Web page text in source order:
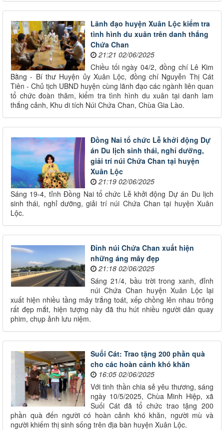
Lãnh đạo huyện Xuân Lộc kiểm tra
tình hình du xuân trên danh thắng
Chứa Chan
21:21 02/06/2025
Chiều tối ngày 04/2, đồng chí Lê Kim
Bằng - Bí thư Huyện ủy Xuân Lộc, đồng chí Nguyễn Thị Cát
Tiên - Chủ tịch UBND huyện cùng lãnh đạo các ngành liên quan
tổ chức đoàn thăm, kiểm tra tình hình du xuân tại danh lam
thắng cảnh, Khu di tích Núi Chứa Chan, Chùa Gia Lào.
Đồng Nai tổ chức Lễ khởi động Dự
án Du lịch sinh thái, nghỉ dưỡng,
giải trí núi Chứa Chan tại huyện
Xuân Lộc
21:19 02/06/2025
Sáng 19-4, tỉnh Đồng Nai tổ chức Lễ khởi động Dự án Du lịch
sinh thái, nghỉ dưỡng, giải trí núi Chứa Chan tại huyện Xuân
Lộc.
Đỉnh núi Chứa Chan xuất hiện
những áng mây đẹp
21:18 02/06/2025
Sáng 21/4, bầu trời trong xanh, đỉnh
núi Chứa Chan huyện Xuân Lộc lại
xuất hiện nhiều tầng mây trắng toát, xếp chồng lên nhau trông
rất đẹp mắt, hiện tượng này đã thu hút nhiều người dân quay
phim, chụp ảnh lưu niệm.
Suối Cát: Trao tặng 200 phần quà
cho các hoàn cảnh khó khăn
16:05 02/06/2025
Với tinh thần chia sẻ yêu thương, sáng
ngày 10/5/2025, Chùa Minh Hiệp, xã
Suối Cát đã tổ chức trao tặng 200
phần quà đến người có hoàn cảnh khó khăn, người mù và
người khiếm thị sinh sống trên địa bàn huyện Xuân Lộc.